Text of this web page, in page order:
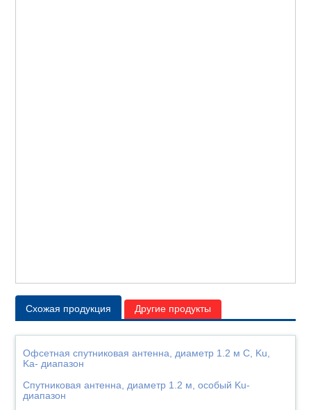
Схожая продукция Другие продукты
Офсетная спутниковая антенна, диаметр 1.2 м C, Ku,
Ka- диапазон
Спутниковая антенна, диаметр 1.2 м, особый Ku-
диапазон